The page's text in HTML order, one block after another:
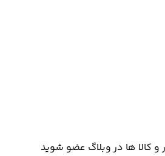
و کالا ها در وبلاگ عضو شوید